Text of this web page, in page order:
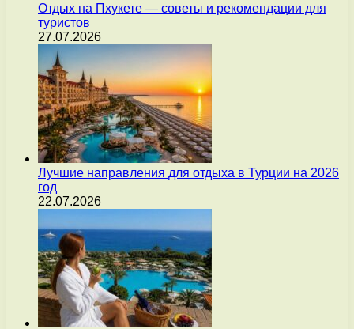
Отдых на Пхукете — советы и рекомендации для
туристов
27.07.2026
Лучшие направления для отдыха в Турции на 2026
год
22.07.2026